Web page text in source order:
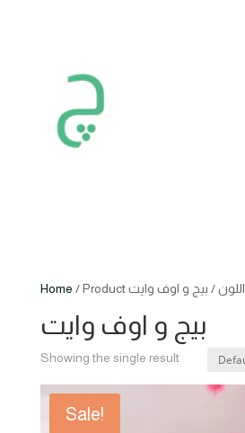
Home / Product اللون / بيج و اوف وايت
بيج و اوف وايت
Showing the single result
Sale!